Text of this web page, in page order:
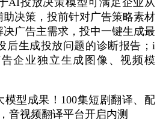
AI投放决策模型可满足企业从
决策，投前针对广告策略素材
广告主需求，投中一键生成最
后生成投放问题的诊断报告；i
企业独立生成图像、视频模